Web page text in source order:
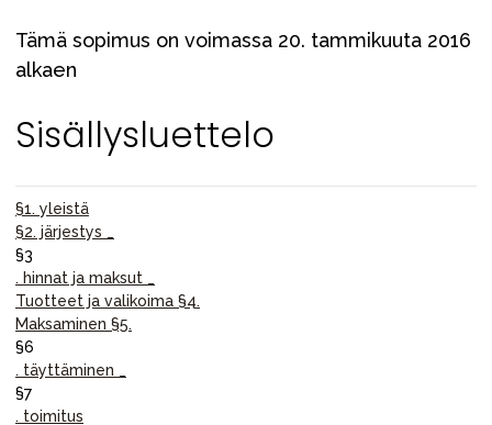
Tämä sopimus on voimassa 20. tammikuuta 2016
alkaen
Sisällysluettelo
§1. yleistä
§2. järjestys _
§3
. hinnat ja maksut _
Tuotteet ja valikoima §4.
Maksaminen §5.
§6
. täyttäminen _
§7
. toimitus
Tarvikkeet
Varaosat